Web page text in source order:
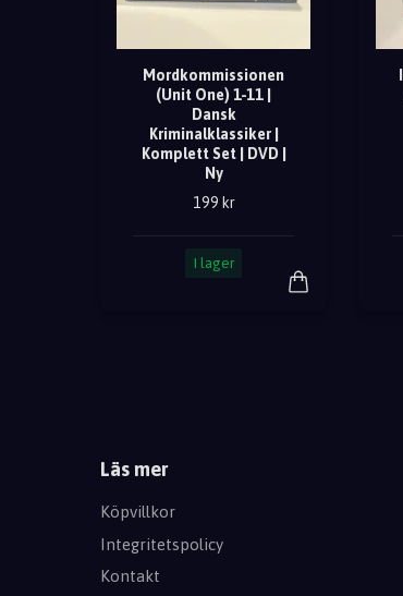
Mordkommissionen
(Unit One) 1-11 |
Dansk
Kriminalklassiker |
Komplett Set | DVD |
Ny
199 kr
I lager
Läs mer
Köpvillkor
Integritetspolicy
Kontakt